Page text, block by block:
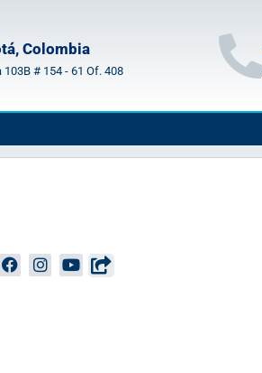
Colombia
103B # 154 - 61 Of. 408